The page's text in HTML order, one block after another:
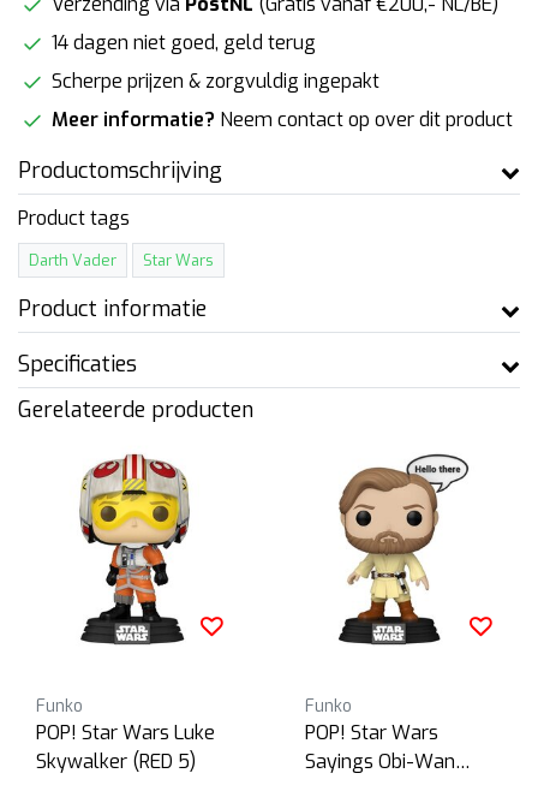
14 dagen niet goed, geld terug
Scherpe prijzen & zorgvuldig ingepakt
Meer informatie? Neem contact op over dit product
Productomschrijving
Product tags
Darth Vader Star Wars
Product informatie
Specificaties
Gerelateerde producten
Funko
POP! Star Wars Luke
Skywalker (RED 5)
Funko
POP! Star Wars
Sayings Obi-Wan